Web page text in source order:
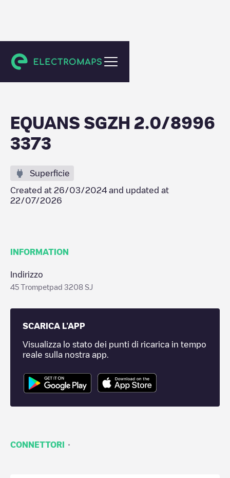
Spijkenisse
EQUANS SGZH 2.0/8996
3373
Superficie
Created at 26/03/2024 and updated at
22/07/2026
INFORMATION
Indirizzo
45 Trompetpad 3208 SJ
SCARICA L'APP
Visualizza lo stato dei punti di ricarica in tempo
reale sulla nostra app.
CONNETTORI ·